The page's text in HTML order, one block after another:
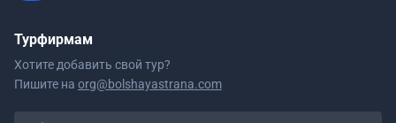
Турфирмам
Хотите добавить свой тур?
Пишите на org@bolshayastrana.com